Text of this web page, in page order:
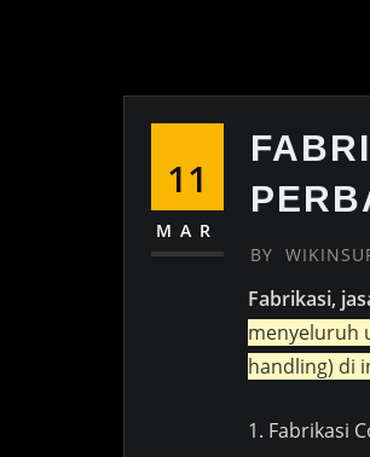
11
MAR
BY
Fabrikasi,
menyeluruh
handling) di
1. Fabrikasi